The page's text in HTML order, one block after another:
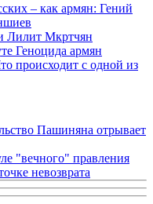
– как армян: Гений
Лилит Мкртчян
Геноцида армян
происходит с одной из
Пашиняна отрывает
"вечного" правления
невозврата